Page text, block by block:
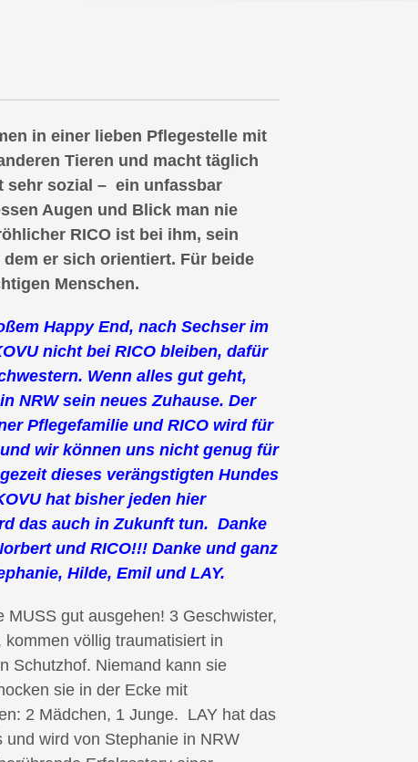
in einer lieben Pflegestelle mit
Tieren und macht täglich
sehr sozial – ein unfassbar
Augen und Blick man nie
RICO ist bei ihm, sein
dem er sich orientiert. Für beide
Menschen.
Happy End, nach Sechser im
nicht bei RICO bleiben, dafür
Wenn alles gut geht,
NRW sein neues Zuhause. Der
Pflegefamilie und RICO wird für
wir können uns nicht genug für
dieses verängstigten Hundes
hat bisher jeden hier
das auch in Zukunft tun. Danke
und RICO!!! Danke und ganz
Hilde, Emil und LAY.
gut ausgehen! 3 Geschwister,
kommen völlig traumatisiert in
Schutzhof. Niemand kann sie
sie in der Ecke mit
2 Mädchen, 1 Junge. LAY hat das
und wird von Stephanie in NRW